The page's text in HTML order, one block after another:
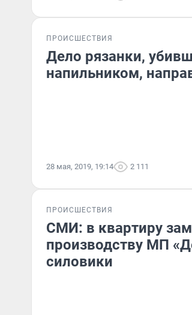
ПРОИСШЕСТВИЯ
Дело рязанки,
напильником,
28 мая, 2019, 19:14 2 111
ПРОИСШЕСТВИЯ
СМИ: в квартиру
производству МП
силовики